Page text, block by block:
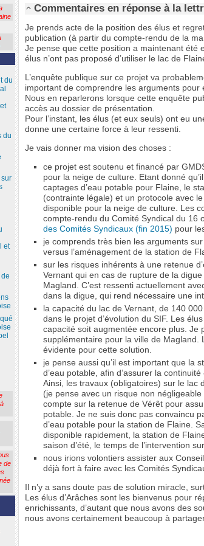
Commentaires en réponse à la
Je prends acte de la position des élus et
publication (à partir du compte-rendu de la
Je pense que cette position a maintenant été
élus n’ont pas proposé d’utiliser le lac de
L’enquête publique sur ce projet va
important de comprendre les arguments pour
Nous en reparlerons lorsque cette enquête
accès au dossier de présentation.
Pour l’instant, les élus (et eux seuls) ont eu
donne une certaine force à leur ressenti.
Je vais donner ma vision des choses :
ce projet est soutenu et financé par
pour la neige de culture. Etant donné
captages d’eau potable pour Flaine, le
(contrainte légale) et un protocole avec
disponible pour la neige de culture. Les
compte-rendu du Comité Syndical du 16
des Comités Syndicaux (fin 2015) pour
je comprends très bien les arguments
versus l’aménagement de la station de
sur les risques inhérents à une retenue
Vernant qui en cas de rupture de la
Magland. C’est ressenti actuellement
dans la digue, qui rend nécessaire une
la capacité du lac de Vernant, de 140
dans le projet d’évolution du SIF. Les
capacité soit augmentée encore plus. Je
supplémentaire pour la ville de Magland.
évidente pour cette solution.
je pense aussi qu’il est important que la
d’eau potable, afin d’assurer la
Ainsi, les travaux (obligatoires) sur le lac
(je pense avec un risque non
compte sur la retenue de Vérêt pour
potable. Je ne suis donc pas convaincu
d’eau potable pour la station de Flaine.
disponible rapidement, la station de
saison d’été, le temps de l’intervention
nous irions volontiers assister aux
déjà fort à faire avec les Comités
Il n’y a sans doute pas de solution miracle,
Les élus d’Arâches sont les bienvenus pour
enrichissants, d’autant que nous avons des
nous avons certainement beaucoup à
du
du
et
de